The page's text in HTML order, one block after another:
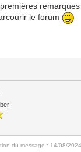
le forum
du message : 14/08/